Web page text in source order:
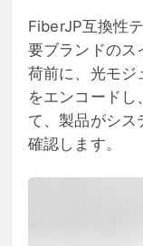
FiberJP互換性
要ブランドのス
荷前に、光モジ
をエンコードし
て、製品がシス
確認します。